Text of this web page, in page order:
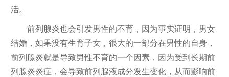
活。
前列腺炎也会引发男性的不育，因为事实证明，男女
结婚，如果没有生育子女，很大的一部分在男性的自身，
前列腺炎就是导致男性不育的一个因素，因为受到长期前
列腺炎炎症，会导致前列腺液成分发生变化，从而影响前